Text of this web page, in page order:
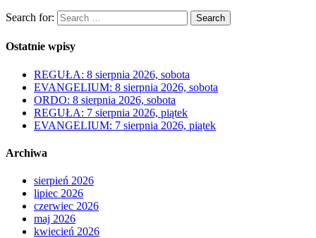
Search for: Search
Ostatnie wpisy
REGUŁA: 8 sierpnia 2026, sobota
EVANGELIUM: 8 sierpnia 2026, sobota
ORDO: 8 sierpnia 2026, sobota
REGUŁA: 7 sierpnia 2026, piątek
EVANGELIUM: 7 sierpnia 2026, piątek
Archiwa
sierpień 2026
lipiec 2026
czerwiec 2026
maj 2026
kwiecień 2026